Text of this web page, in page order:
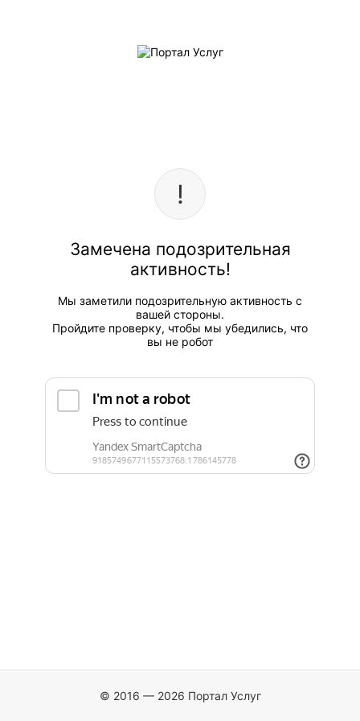
Замечена подозрительная
активность!
Мы заметили подозрительную активность с
вашей стороны.
Пройдите проверку, чтобы мы убедились, что
вы не робот
© 2016 — 2026 Портал Услуг